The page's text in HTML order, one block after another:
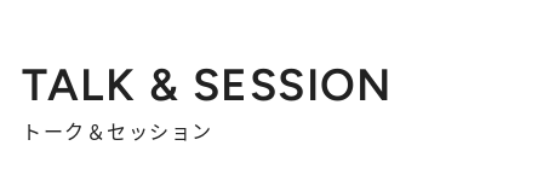
TALK & SESSION
トーク＆セッション